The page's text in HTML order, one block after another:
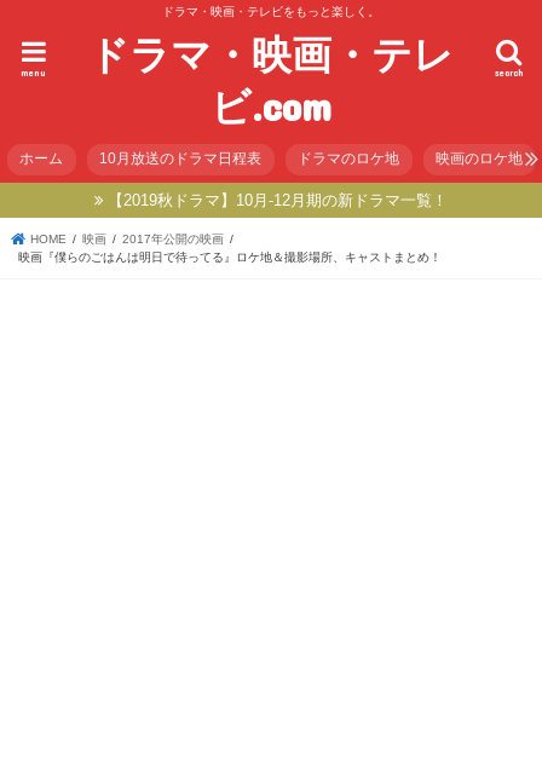
ドラマ・映画・テレビをもっと楽しく。
ドラマ・映画・テレ
ビ.com
search
menu
ホーム 10月放送のドラマ日程表 ドラマのロケ地 映画のロケ地
【2019秋ドラマ】10月-12月期の新ドラマ一覧！
HOME 映画
2017年公開の映画
映画『僕らのごはんは明日で待ってる』ロケ地＆撮影場所、キャストまとめ！